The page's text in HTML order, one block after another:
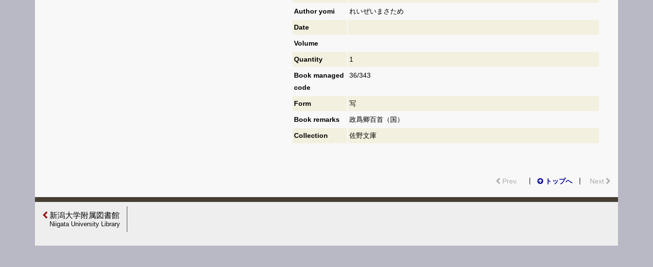
Author yomi れいぜいまさため
Date
Volume
Quantity 1
Book managed
code
36/343
Form 写
Book remarks 政爲卿百首（国）
Collection 佐野文庫
Prev. トップへ Next
新潟大学附属図書館
Niigata University Library